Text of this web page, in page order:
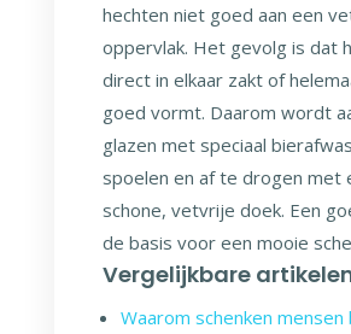
hechten niet goed aan een
oppervlak. Het gevolg is dat
direct in elkaar zakt of
goed vormt. Daarom wordt
glazen met speciaal
spoelen en af te drogen met
schone, vetvrije doek. Een
de basis voor een mooie
Vergelijkbare
Waarom schenken mensen